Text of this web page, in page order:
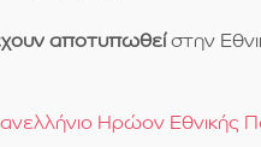
αποτυπωθείστην
Ηρώον Εθνικής